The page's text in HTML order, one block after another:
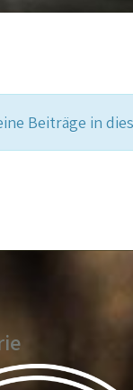
Beiträge in